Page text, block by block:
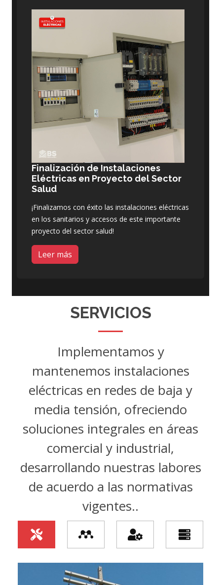
Finalización de Instalaciones
Eléctricas en Proyecto del Sector
Salud
¡Finalizamos con éxito las instalaciones eléctricas
en los sanitarios y accesos de este importante
proyecto del sector salud!
Leer más
SERVICIOS
Implementamos y
mantenemos instalaciones
eléctricas en redes de baja y
media tensión, ofreciendo
soluciones integrales en áreas
comercial y industrial,
desarrollando nuestras labores
de acuerdo a las normativas
vigentes..